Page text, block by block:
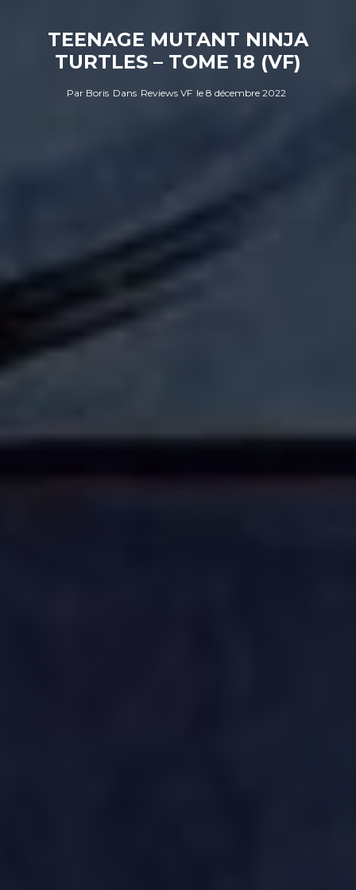
TEENAGE MUTANT NINJA
TURTLES – TOME 18 (VF)
Par Boris Dans Reviews VF le 8 décembre 2022